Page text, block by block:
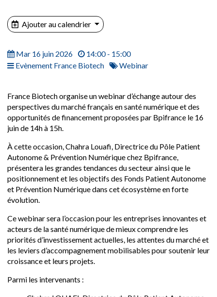
Ajouter au calendrier
Mar 16 juin 2026
14:00 - 15:00
Evènement France Biotech
Webinar
France Biotech organise un webinar d’échange autour des
perspectives du marché français en santé numérique et des
opportunités de financement proposées par Bpifrance le 16
juin de 14h à 15h.
À cette occasion, Chahra Louafi, Directrice du Pôle Patient
Autonome & Prévention Numérique chez Bpifrance,
présentera les grandes tendances du secteur ainsi que le
positionnement et les objectifs des Fonds Patient Autonome
et Prévention Numérique dans cet écosystème en forte
évolution.
Ce webinar sera l’occasion pour les entreprises innovantes et
acteurs de la santé numérique de mieux comprendre les
priorités d’investissement actuelles, les attentes du marché et
les leviers d’accompagnement mobilisables pour soutenir leur
croissance et leurs projets.
Parmi les intervenants :